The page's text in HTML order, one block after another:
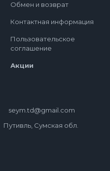
Обмен и возврат
Контактная информация
Пользовательское
соглашение
Акции
seym.td@gmail.com
Путивль, Сумская обл.